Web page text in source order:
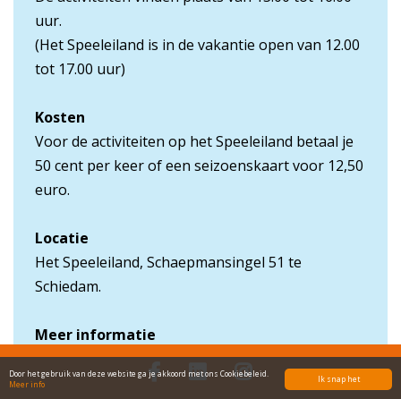
Ik snap het
Door het gebruik van deze website ga je akkoord met ons Cookiebeleid.
Meer info
uur.
(Het Speeleiland is in de vakantie open van 12.00
tot 17.00 uur)
Kosten
Voor de activiteiten op het Speeleiland betaal je
50 cent per keer of een seizoenskaart voor 12,50
euro.
Locatie
Het Speeleiland, Schaepmansingel 51 te
Schiedam.
Meer informatie
www.hetspeeleilandschiedam.nl